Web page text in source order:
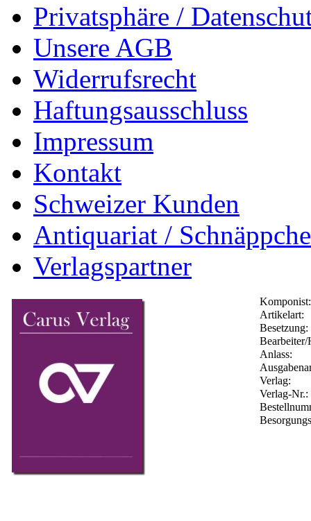
Privatsphäre /
Unsere AGB
Widerrufsrecht
Haftungsausschluss
Impressum
Kontakt
Schweizer Kunden
Antiquariat /
Verlagspartner
Komponist:
Artikelart:
Besetzung:
Bearbeiter/
Anlass:
Verlag:
Verlag-Nr.: